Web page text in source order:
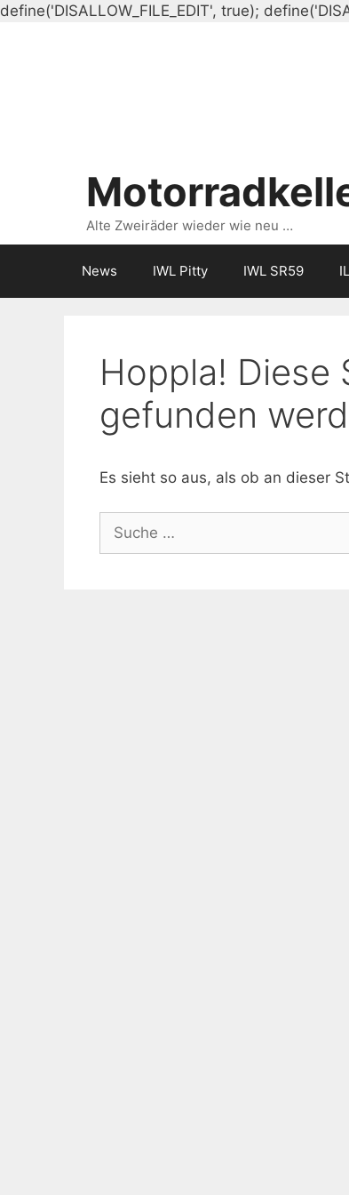
define('DISALLOW_FILE_EDIT', true);
Alte Zweiräder wieder wie neu …
News IWL Pitty IWL SR59
Hoppla! Diese
gefunden
Es sieht so aus, als ob an dieser
nach: